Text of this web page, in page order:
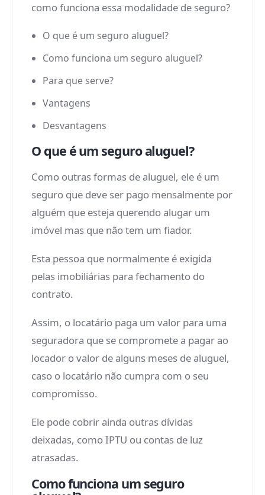
como funciona essa modalidade de seguro?
O que é um seguro aluguel?
Como funciona um seguro aluguel?
Para que serve?
Vantagens
Desvantagens
O que é um seguro aluguel?
Como outras formas de aluguel, ele é um
seguro que deve ser pago mensalmente por
alguém que esteja querendo alugar um
imóvel mas que não tem um fiador.
Esta pessoa que normalmente é exigida
pelas imobiliárias para fechamento do
contrato.
Assim, o locatário paga um valor para uma
seguradora que se compromete a pagar ao
locador o valor de alguns meses de aluguel,
caso o locatário não cumpra com o seu
compromisso.
Ele pode cobrir ainda outras dívidas
deixadas, como IPTU ou contas de luz
atrasadas.
Como funciona um seguro